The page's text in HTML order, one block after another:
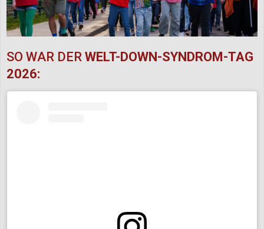
SO WAR DER WELT-DOWN-SYNDROM-TAG
2026: